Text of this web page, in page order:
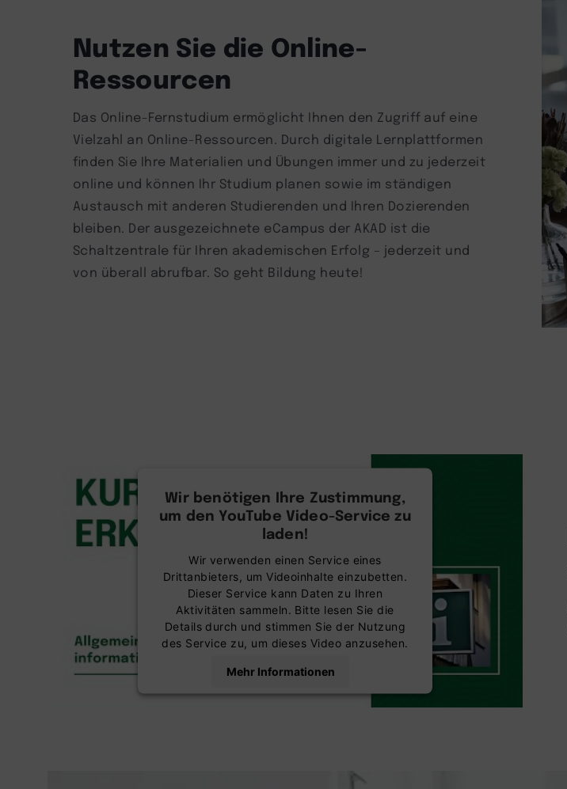
Nutzen Sie die Online-
Ressourcen
Das Online-Fernstudium ermöglicht Ihnen den Zugriff auf eine
Vielzahl an Online-Ressourcen. Durch digitale Lernplattformen
finden Sie Ihre Materialien und Übungen immer und zu jederzeit
online und können Ihr Studium planen sowie im ständigen
Austausch mit anderen Studierenden und Ihren Dozierenden
bleiben. Der ausgezeichnete eCampus der AKAD ist die
Schaltzentrale für Ihren akademischen Erfolg – jederzeit und
von überall abrufbar. So geht Bildung heute!
Wir benötigen Ihre Zustimmung,
um den YouTube Video-Service zu
laden!
Wir verwenden einen Service eines
Drittanbieters, um Videoinhalte einzubetten.
Dieser Service kann Daten zu Ihren
Aktivitäten sammeln. Bitte lesen Sie die
Details durch und stimmen Sie der Nutzung
des Service zu, um dieses Video anzusehen.
Mehr Informationen